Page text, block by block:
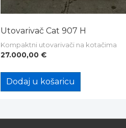
Utovarivač Cat 907 H
Kompaktni utovarivači na kotačima
27.000,00 €
Dodaj u košaricu